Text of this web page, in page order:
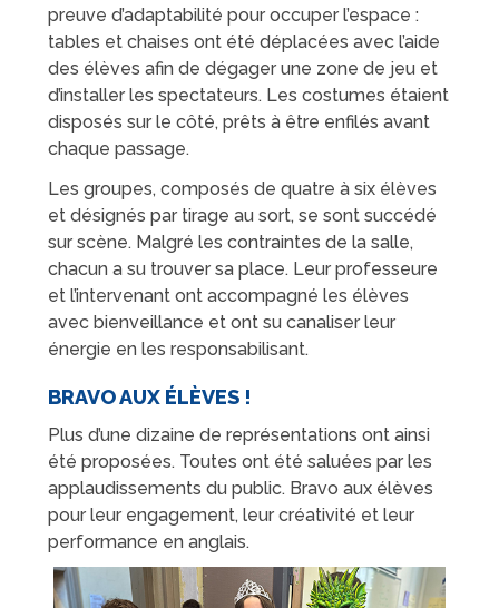
preuve d’adaptabilité pour occuper l’espace :
tables et chaises ont été déplacées avec l’aide
des élèves afin de dégager une zone de jeu et
d’installer les spectateurs. Les costumes étaient
disposés sur le côté, prêts à être enfilés avant
chaque passage.
Les groupes, composés de quatre à six élèves
et désignés par tirage au sort, se sont succédé
sur scène. Malgré les contraintes de la salle,
chacun a su trouver sa place. Leur professeure
et l’intervenant ont accompagné les élèves
avec bienveillance et ont su canaliser leur
énergie en les responsabilisant.
BRAVO AUX ÉLÈVES !
Plus d’une dizaine de représentations ont ainsi
été proposées. Toutes ont été saluées par les
applaudissements du public. Bravo aux élèves
pour leur engagement, leur créativité et leur
performance en anglais.